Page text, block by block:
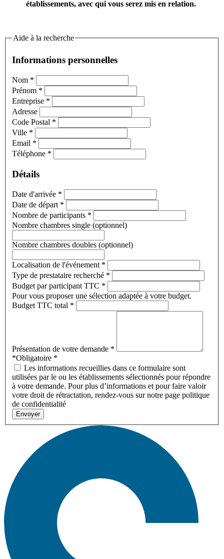
établissements, avec qui vous serez mis en relation.
Aide à la recherche
Informations personnelles
Nom *
Prénom *
Entreprise *
Adresse
Code Postal *
Ville *
Email *
Téléphone *
Détails
Date d'arrivée *
Date de départ *
Nombre de participants *
Nombre chambres single (optionnel)
Nombre chambres doubles (optionnel)
Localisation de l'événement *
Type de prestataire recherché *
Budget par participant TTC *
Pour vous proposer une sélection adaptée à votre budget.
Budget TTC total *
Présentation de votre demande *
*Obligatoire *
Les informations recueillies dans ce formulaire sont
utilisées par le ou les établissements sélectionnés pour répondre
à votre demande. Pour plus d’informations et pour faire valoir
votre droit de rétractation, rendez-vous sur notre page politique
de confidentialité
Envoyer